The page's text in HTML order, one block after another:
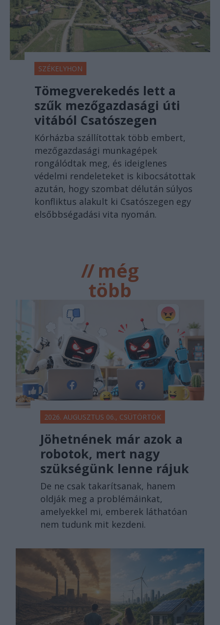
SZÉKELYHON
Tömegverekedés lett a
szűk mezőgazdasági úti
vitából Csatószegen
Kórházba szállítottak több embert,
mezőgazdasági munkagépek
rongálódtak meg, és ideiglenes
védelmi rendeleteket is kibocsátottak
azután, hogy szombat délután súlyos
konfliktus alakult ki Csatószegen egy
elsőbbségadási vita nyomán.
//még
több
főtér.ro
2026. AUGUSZTUS 06., CSÜTÖRTÖK
Jöhetnének már azok a
robotok, mert nagy
szükségünk lenne rájuk
De ne csak takarítsanak, hanem
oldják meg a problémáinkat,
amelyekkel mi, emberek láthatóan
nem tudunk mit kezdeni.